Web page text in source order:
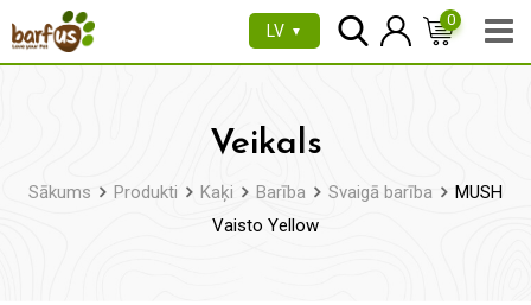
uz
LV ▼
0
Veikals
Sākums Produkti Kaķi Barība Svaigā barība
MUSH
Vaisto Yellow